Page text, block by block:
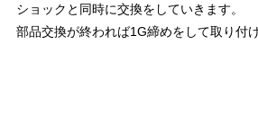
ショックと同時に交換をしていきます。
部品交換が終われば1G締めをして取り付